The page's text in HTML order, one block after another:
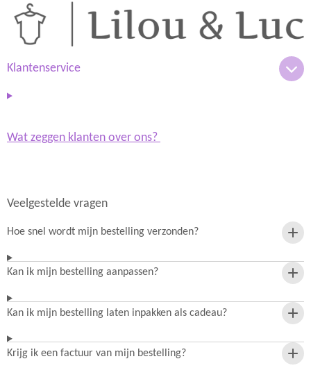
a
r
m
Klantenservice
Wat zeggen klanten over ons?
Veelgestelde vragen
Hoe snel wordt mijn bestelling verzonden?
Kan ik mijn bestelling aanpassen?
Kan ik mijn bestelling laten inpakken als cadeau?
Krijg ik een factuur van mijn bestelling?